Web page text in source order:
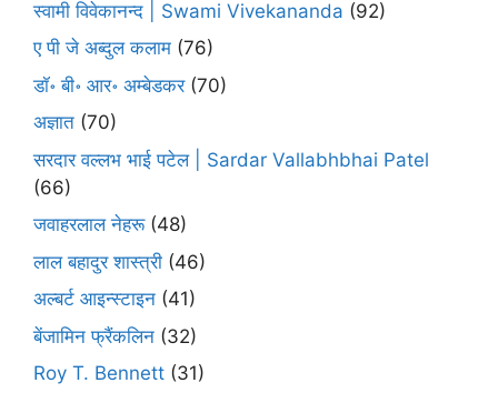
स्वामी विवेकानन्द | Swami Vivekananda (92)
ए पी जे अब्दुल कलाम (76)
डॉ॰ बी॰ आर॰ अम्बेडकर(70)
अज्ञात (70)
सरदार वल्लभ भाई पटेल | Sardar Vallabhbhai Patel
(66)
जवाहरलाल नेहरू(48)
लाल बहादुर शास्त्री (46)
अल्बर्ट आइन्स्टाइन (41)
बेंजामिन फ्रैंकलिन (32)
Roy T. Bennett (31)